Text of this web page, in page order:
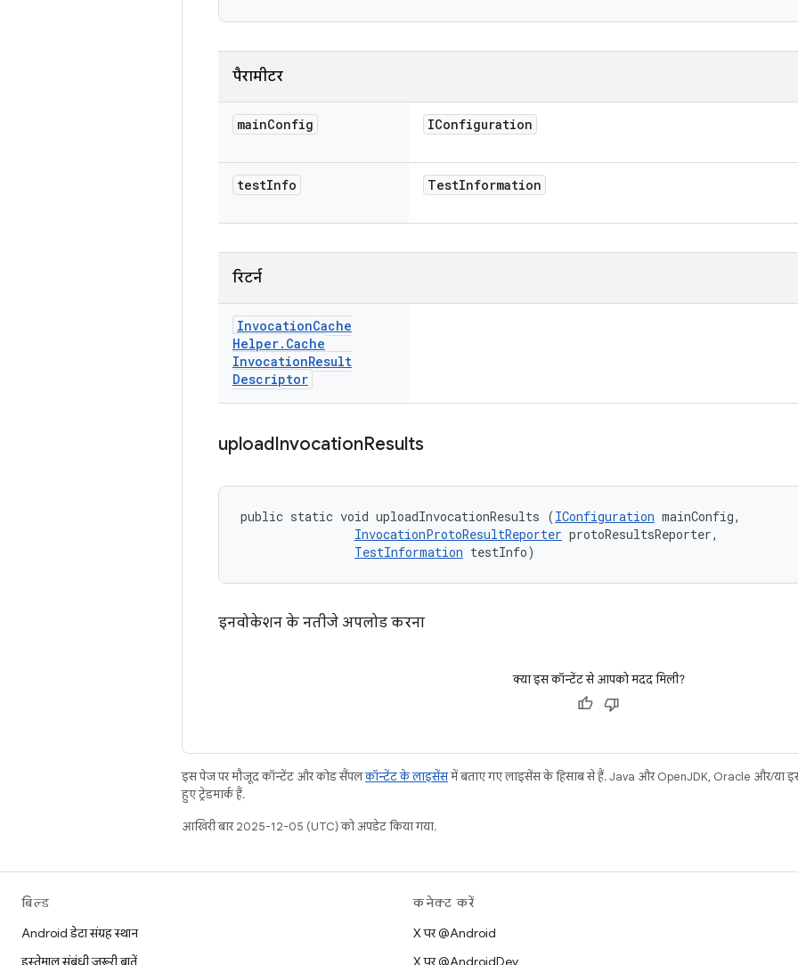
पैरामीटर
mainConfig IConfiguration
testInfo TestInformation
रिटर्न
InvocationCache
Helper. Cache
InvocationResult
Descriptor
uploadInvocationResults
public static void uploadInvocationResults (IConfiguration mainConfig,
InvocationProtoResultReporter protoResultsReporter,
TestInformation testInfo)
इनवोकेशन के नतीजे अपलोड करना
क्या इस कॉन्टेंट से आपको मदद मिली?
इस पेज पर मौजूद कॉन्टेंट और कोड सैंपलकॉन्टेंट के लाइसेंसमें बताए गए लाइसेंस के हिसाब से हैं. Java और OpenJDK, Oracle और/या
हुए ट्रेडमार्क हैं.
आखिरी बार 2025-12-05 (UTC) को अपडेट किया गया.
बिल्ड
Android डेटा संग्रह स्थान
इस्तेमाल संबंधी ज़रूरी बातें
कनेक्ट करें
X पर @Android
X पर @AndroidDev